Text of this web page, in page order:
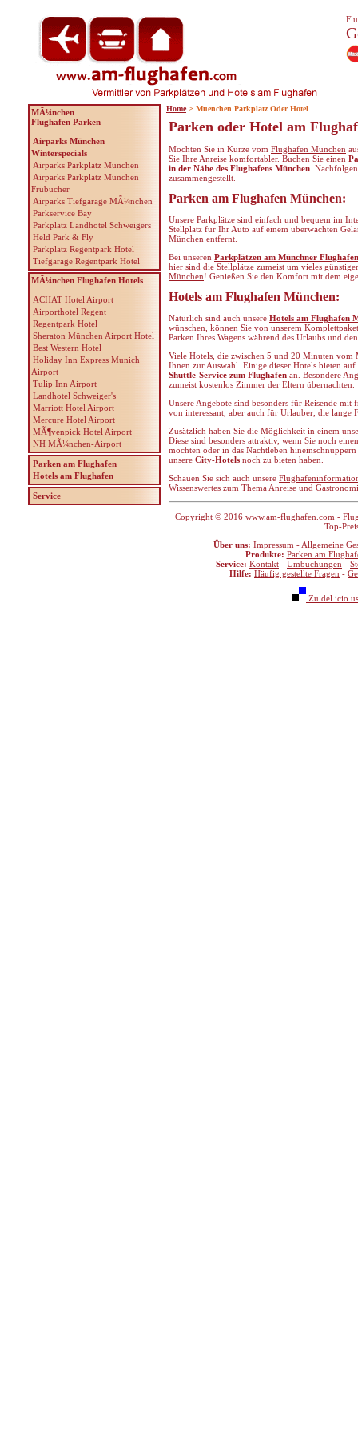
Parken oder Hotel am
Möchten Sie in Kürze vom Flughafen München
Sie Ihre Anreise komfortabler. Buchen Sie einen
in der Nähe des Flughafens München .
zusammengestellt.
Parken am Flughafen München:
Unsere Parkplätze sind einfach und bequem im
Stellplatz für Ihr Auto auf einem überwachten
München entfernt.
Bei unseren Parkplätzen am Münchner Flughafen
hier sind die Stellplätze zumeist um vieles
München! Genießen Sie den Komfort mit dem
Hotels am Flughafen München:
Natürlich sind auch unsere Hotels am Flughafen
wünschen, können Sie von unserem
Parken Ihres Wagens während des Urlaubs und
Viele Hotels, die zwischen 5 und 20 Minuten vom
Ihnen zur Auswahl. Einige dieser Hotels bieten
Shuttle-Service zum Flughafen an. Besondere
zumeist kostenlos Zimmer der Eltern übernachten.
Unsere Angebote sind besonders für Reisende
von interessant, aber auch für Urlauber, die lange
Zusätzlich haben Sie die Möglichkeit in einem
Diese sind besonders attraktiv, wenn Sie noch
möchten oder in das Nachtleben
unsere City-Hotels noch zu bieten haben.
Schauen Sie sich auch unsere
Wissenswertes zum Thema Anreise und
Copyright © 2016 www.am-flughafen.com -
Top-
Über uns: Impressum - Allgemeine
Produkte: Parken am
Service: Kontakt - Umbuchungen -
Hilfe: Häufig gestellte Fragen -
Zu
MÃ¼nchen
Flughafen Parken
Airparks München
Winterspecials
Airparks Parkplatz München
Airparks Parkplatz München
Frübucher
Airparks Tiefgarage MÃ¼nchen
Parkservice Bay
Parkplatz Landhotel Schweigers
Held Park & Fly
Parkplatz Regentpark Hotel
Tiefgarage Regentpark Hotel
MÃ¼nchen Flughafen Hotels
ACHAT Hotel Airport
Airporthotel Regent
Regentpark Hotel
Sheraton München Airport Hotel
Best Western Hotel
Holiday Inn Express Munich
Airport
Tulip Inn Airport
Landhotel Schweiger's
Marriott Hotel Airport
Mercure Hotel Airport
MÃ¶venpick Hotel Airport
NH MÃ¼nchen-Airport
Parken am Flughafen
Hotels am Flughafen
Service
Home > Muenchen Parkplatz Oder Hotel